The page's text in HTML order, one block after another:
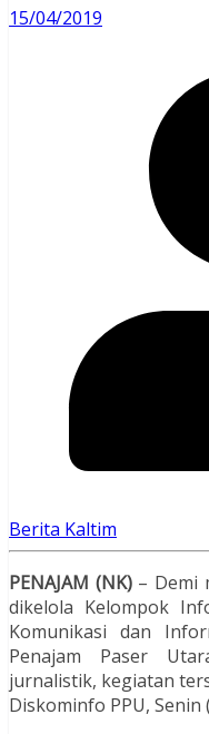
15/04/2019
Berita Kaltim
PENAJAM (NK)– Demi
dikelola Kelompok
Komunikasi dan
Penajam Paser
jurnalistik, kegiatan
Diskominfo PPU, Senin